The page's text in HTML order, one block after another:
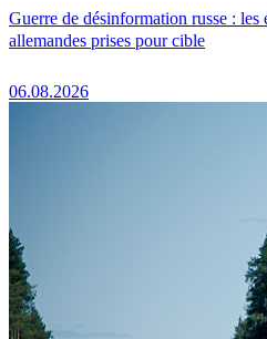
Guerre de désinformation russe : les
allemandes prises pour cible
06.08.2026